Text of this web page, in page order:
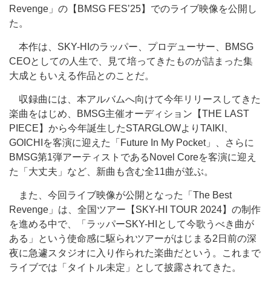
Revenge」の【BMSG FES’25】でのライブ映像を公開し
た。
本作は、SKY-HIのラッパー、プロデューサー、BMSG
CEOとしての人生で、見て培ってきたものが詰まった集
大成ともいえる作品とのことだ。
収録曲には、本アルバムへ向けて今年リリースしてきた
楽曲をはじめ、BMSG主催オーディション【THE LAST
PIECE】から今年誕生したSTARGLOWよりTAIKI、
GOICHIを客演に迎えた「Future In My Pocket」、さらに
BMSG第1弾アーティストであるNovel Coreを客演に迎え
た「大丈夫」など、新曲も含む全11曲が並ぶ。
また、今回ライブ映像が公開となった「The Best
Revenge」は、全国ツアー【SKY-HI TOUR 2024】の制作
を進める中で、「ラッパーSKY-HIとして今歌うべき曲が
ある」という使命感に駆られツアーがはじまる2日前の深
夜に急遽スタジオに入り作られた楽曲だという。これまで
ライブでは「タイトル未定」として披露されてきた。